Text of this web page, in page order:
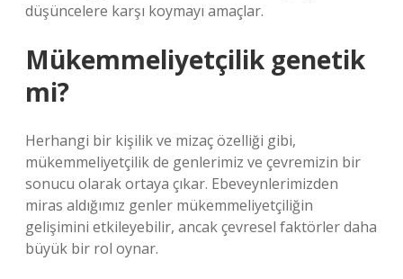
düşüncelere karşı koymayı amaçlar.
Mükemmeliyetçilik genetik
mi?
Herhangi bir kişilik ve mizaç özelliği gibi,
mükemmeliyetçilik de genlerimiz ve çevremizin bir
sonucu olarak ortaya çıkar. Ebeveynlerimizden
miras aldığımız genler mükemmeliyetçiliğin
gelişimini etkileyebilir, ancak çevresel faktörler daha
büyük bir rol oynar.